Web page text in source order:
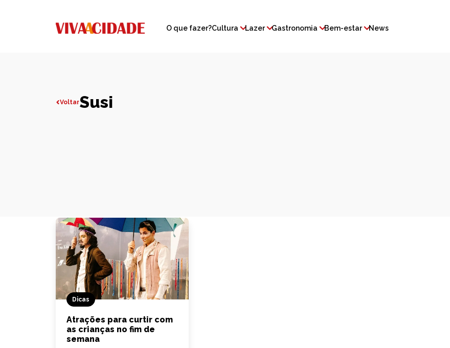
O que fazer?Cultura Lazer Gastronomia Bem-estar News
VoltarSusi
Dicas
Atrações para curtir com
as crianças no fim de
semana